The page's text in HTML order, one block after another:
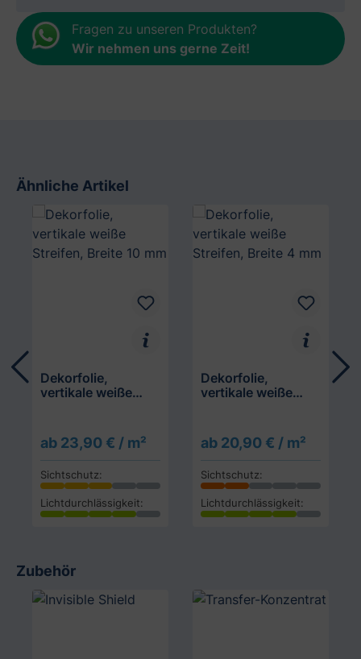
Fragen zu unseren Produkten?
Wir nehmen uns gerne Zeit!
Ähnliche Artikel
Dekorfolie,
vertikale weiße
ab 23,90 € / m²
Sichtschutz:
Lichtdurchlässigkeit:
Dekorfolie,
vertikale weiße
ab 20,90 € / m²
Sichtschutz:
Lichtdurchlässigkeit:
Zubehör
Produktgalerie überspringen